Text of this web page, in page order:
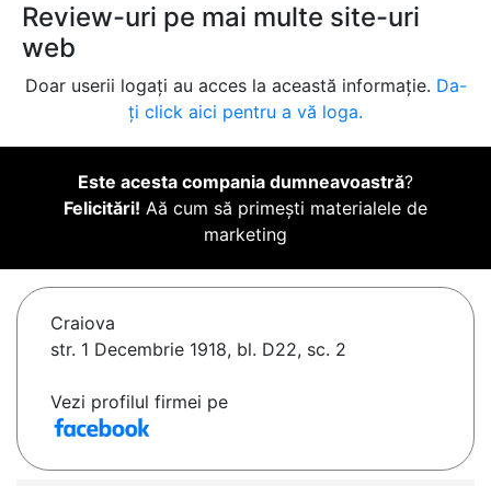
Review-uri pe mai multe site-uri
web
Doar userii logați au acces la această informație. Da-
ți click aici pentru a vă loga.
Este acesta compania dumneavoastră?
Felicitări! Aă cum să primești materialele de
marketing
Craiova
str. 1 Decembrie 1918, bl. D22, sc. 2
Vezi profilul firmei pe